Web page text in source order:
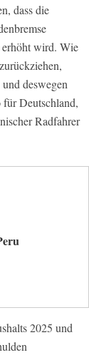
dass die
erhöht wird. Wie
deswegen
Deutschland,
Radfahrer
2025 und